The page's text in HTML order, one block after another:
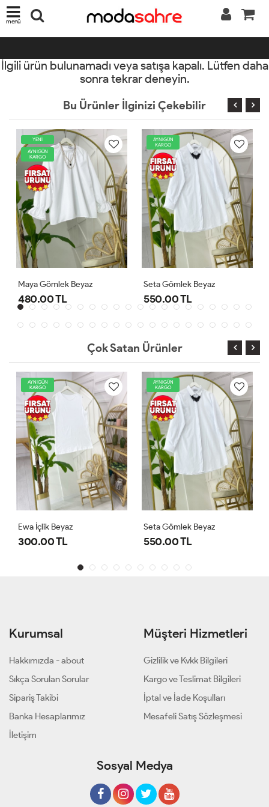
menü
İlgili ürün bulunamadı veya satışa kapalı. Lütfen daha
sonra tekrar deneyin.
Bu Ürünler İlginizi Çekebilir
AYNIGÜN
KARGO
Seta Gömlek Beyaz
550.00 TL
AYNIGÜN
KARGO
Ewa İçlik Beyaz
300.00 TL
Çok Satan Ürünler
AYNIGÜN
KARGO
Ewa İçlik Beyaz
300.00 TL
AYNIGÜN
KARGO
Seta Gömlek Beyaz
550.00 TL
Kurumsal
Hakkımızda - about
Sıkça Sorulan Sorular
Sipariş Takibi
Banka Hesaplarımız
İletişim
Müşteri Hizmetleri
Gizlilik ve Kvkk Bilgileri
Kargo ve Teslimat Bilgileri
İptal ve İade Koşulları
Mesafeli Satış Sözleşmesi
Sosyal Medya